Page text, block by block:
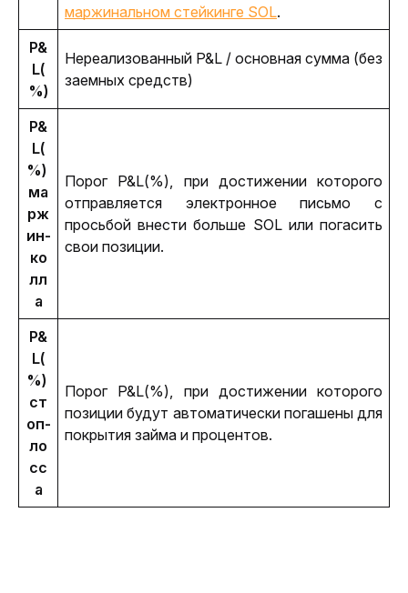
маржинальном стейкинге SOL.
P&
L(
%)
Нереализованный P&L / основная сумма (без
заемных средств)
P&
L(
%)
ма
рж
ин-
ко
лл
а
Порог P&L(%), при достижении которого
отправляется электронное письмо с
просьбой внести больше SOL или погасить
свои позиции.
P&
L(
%)
ст
оп-
ло
сс
а
Порог P&L(%), при достижении которого
позиции будут автоматически погашены для
покрытия займа и процентов.